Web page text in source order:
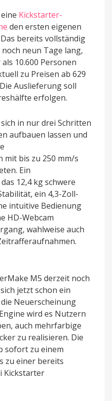
Kickstarter-
den ersten eigenen
bereits vollständig
neun Tage lang,
10.600 Personen
zu Preisen ab 629
Auslieferung soll
erfolgen.
in nur drei Schritten
aufbauen lassen und
mit bis zu 250 mm/s
Ein
12,4 kg schwere
ein 4,3-Zoll-
intuitive Bedienung
HD-Webcam
wahlweise auch
M5 derzeit noch
jetzt schon ein
Neuerscheinung
wird es Nutzern
auch mehrfarbige
zu realisieren. Die
sofort zu einem
zu einer bereits
Kickstarter